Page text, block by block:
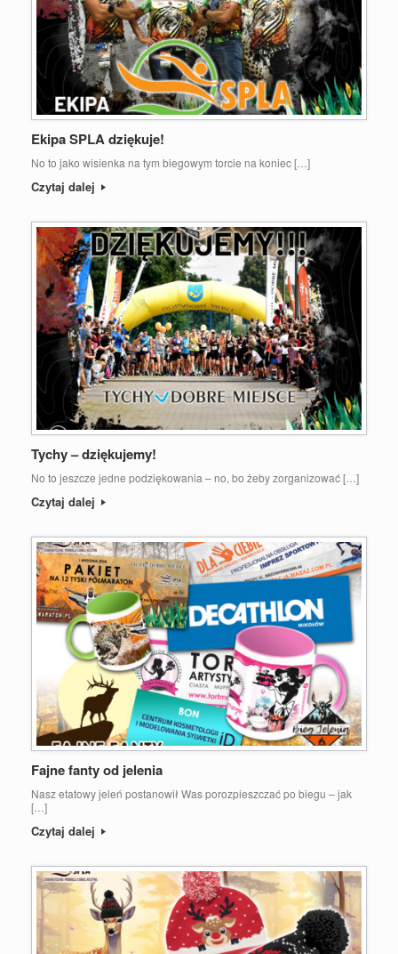
Ekipa SPLA dziękuje!
No to jako wisienka na tym biegowym torcie na koniec […]
Czytaj dalej
Tychy – dziękujemy!
No to jeszcze jedne podziękowania – no, bo żeby zorganizować […]
Czytaj dalej
Fajne fanty od jelenia
Nasz etatowy jeleń postanowił Was porozpieszczać po biegu – jak
[…]
Czytaj dalej